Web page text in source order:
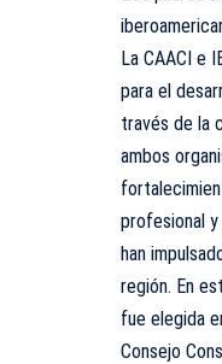
La CAACI e
para el
través de la
ambos
profesional
han
región. En
fue elegida
Consejo